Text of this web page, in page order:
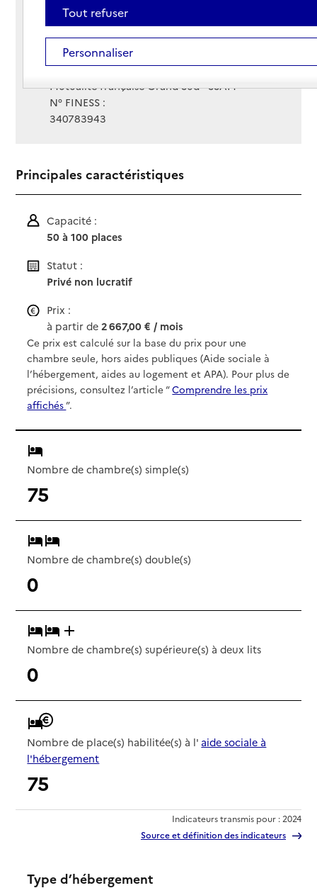
04 67 91 38 00
Contact
Contact
Site Internet
Site internet
Gestionnaire :
Mutualité française Grand Sud - SSAM
N° FINESS :
340783943
Principales caractéristiques
Capacité :
50 à 100 places
Statut :
Privé non lucratif
Prix :
à partir de2 667,00 € / mois
Ce prix est calculé sur la base du prix pour une
chambre seule, hors aides publiques (Aide sociale à
l’hébergement, aides au logement et APA). Pour plus de
précisions, consultez l’article “Comprendre les prix
affichés”.
Nombre de chambre(s) simple(s)
75
Nombre de chambre(s) double(s)
0
Nombre de chambre(s) supérieure(s) à deux lits
0
Nombre de place(s) habilitée(s) à l' aide sociale à
l'hébergement
75
Indicateurs transmis pour : 2024
Source et définition des indicateurs
Type d’hébergement
Tout refuser
Personnaliser